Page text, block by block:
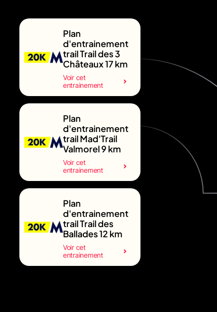
Plan
d'entrainement
trail Trail des 3
Châteaux 17 km
Voir cet
entrainement
Plan
d'entrainement
trail Mad'Trail
Valmorel 9 km
Voir cet
entrainement
Plan
d'entrainement
trail Trail des
Ballades 12 km
Voir cet
entrainement